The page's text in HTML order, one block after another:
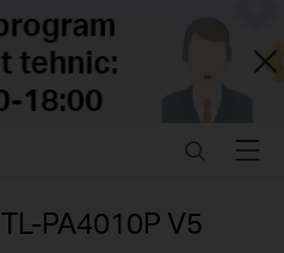
Close
SearchMenu
TL-PA4010P V5